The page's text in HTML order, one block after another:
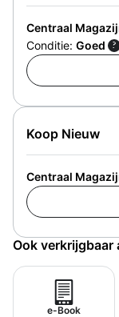
Centraal
Conditie: Goed ?
Koop Nieuw
Centraal
Ook verkrijgbaar
e-Book